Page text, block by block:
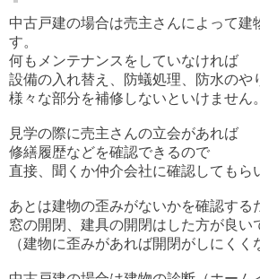
中古戸建の場合は売主さんによって建
す。
何もメンテナンスをしていなければ
設備の入れ替え、防蟻処理、防水のや
様々な部分を補修しないといけません。
見学の際に売主さんの立会があれば
修繕履歴などを確認できるので
直接、聞くか仲介会社に確認してもら
あとは建物の歪みがないかを確認する
窓の開閉、建具の開閉はした方が良い
（建物に歪みがあれば開閉がしにくく